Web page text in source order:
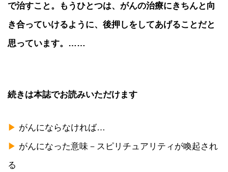
で治すこと。もうひとつは、がんの治療にきちんと向
き合っていけるように、後押しをしてあげることだと
思っています。……
続きは本誌でお読みいただけます
▶ がんにならなければ…
▶ がんになった意味－スピリチュアリティが喚起され
る